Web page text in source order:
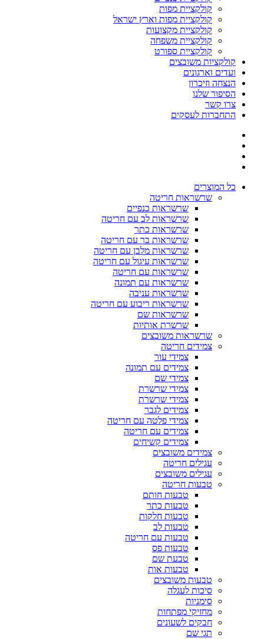
קולקציית מפות
קולקציית מפות וארץ ישראל
קולקציית מקצועות
קולקציית משפחה
קולקציית ספורט
קולקציות משובצים
ועדים וארגונים
הנצחה וזיכרון
הסיפור שלנו
צרו קשר
התחברות לעסקים
כל המוצרים
שרשראות חריטה
שרשראות כנפיים
שרשראות לב עם חריטה
שרשראות כתר
שרשראות בר עם חריטה
שרשראות מלבן עם חריטה
שרשראות עיגול עם חריטה
שרשראות עם חריטה
שרשראות עם תמונה
שרשראות עניבה
שרשראות ריבוע עם חריטה
שרשראות שם
שרשרת אותיות
שרשראות משובצים
צמידים חריטה
צמידי עור
צמידים עם תמונה
צמידי שם
צמידי שרשרת
צמידי שרשרת
צמידים לגבר
צמידי פלטה עם חריטה
צמידים עם חריטה
צמידים קשיחים
צמידים משובצים
עגילים חריטה
עגילים משובצים
טבעות חריטה
טבעות חותם
טבעות כתר
טבעות חלקות
טבעות לב
טבעות עם חריטה
טבעות פס
טבעת שם
טבעות אות
טבעות משובצים
סיכות לעגלה
סימניות
מחזיקי מפתחות
חבקים לשעונים
תגי שם